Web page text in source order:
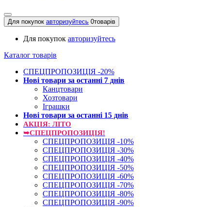
Для покупок авторизуйтесь 0товарів
Для покупок авторизуйтесь
Каталог товарів
СПЕЦПРОПОЗИЦІЯ -20%
Нові товари за останнi 7 днiв
Канцтовари
Хозтовари
Іграшки
Нові товари за останнi 15 днiв
АКЦІЯ: ЛІТО
➥СПЕЦПРОПОЗИЦІЯ!
СПЕЦПРОПОЗИЦІЯ -10%
СПЕЦПРОПОЗИЦІЯ -30%
СПЕЦПРОПОЗИЦІЯ -40%
СПЕЦПРОПОЗИЦІЯ -50%
СПЕЦПРОПОЗИЦІЯ -60%
СПЕЦПРОПОЗИЦІЯ -70%
СПЕЦПРОПОЗИЦІЯ -80%
СПЕЦПРОПОЗИЦІЯ -90%